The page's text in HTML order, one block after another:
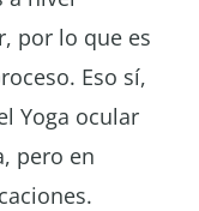
por lo que es
Eso sí,
Yoga ocular
pero en